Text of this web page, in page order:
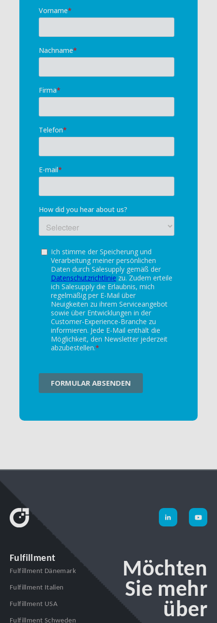
Fulfillment
Fulfillment Dänemark
Fulfillment Italien
Fulfillment USA
Fulfillment Schweden
Möchten
Sie mehr
über